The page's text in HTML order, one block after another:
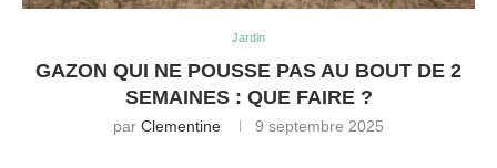
Jardin
GAZON QUI NE POUSSE PAS AU BOUT DE 2
SEMAINES : QUE FAIRE ?
par Clementine 9 septembre 2025